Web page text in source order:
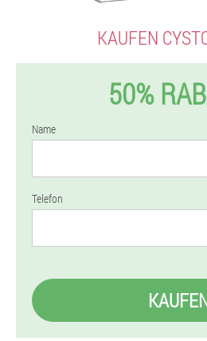
KAUFEN
50%
Name
Telefon